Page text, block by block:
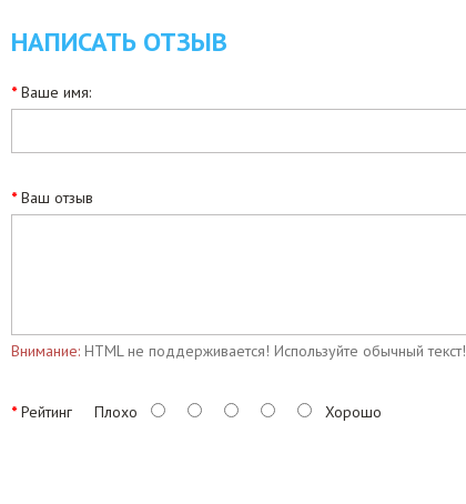
НАПИСАТЬ ОТЗЫВ
Ваше имя:
Ваш отзыв
Внимание:HTML не поддерживается! Используйте обычный текст!
РейтингПлохо Хорошо